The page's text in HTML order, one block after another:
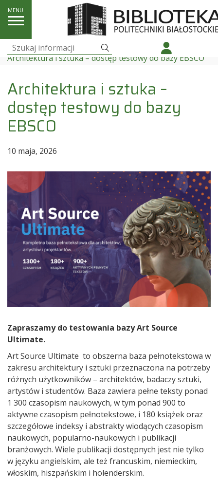
Szukaj:
Aktualności
Architektura i sztuka – dostęp testowy do bazy EBSCO
Architektura i sztuka –
dostęp testowy do bazy
EBSCO
10 maja, 2026
Zapraszamy do testowania bazy Art Source
Ultimate.
Art Source Ultimate to obszerna baza pełnotekstowa w
zakresu architektury i sztuki przeznaczona na potrzeby
różnych użytkowników – architektów, badaczy sztuki,
artystów i studentów. Baza zawiera pełne teksty ponad
1 300 czasopism naukowych, w tym ponad 900 to
aktywne czasopism pełnotekstowe, i 180 książek oraz
szczegółowe indeksy i abstrakty wiodących czasopism
naukowych, popularno-naukowych i publikacji
branżowych. Wiele publikacji dostępnych jest nie tylko
w języku angielskim, ale też francuskim, niemieckim,
włoskim, hiszpańskim i holenderskim.